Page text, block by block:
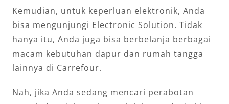
Kemudian, untuk keperluan elektronik, Anda
bisa mengunjungi Electronic Solution. Tidak
hanya itu, Anda juga bisa berbelanja berbagai
macam kebutuhan dapur dan rumah tangga
lainnya di Carrefour.
Nah, jika Anda sedang mencari perabotan